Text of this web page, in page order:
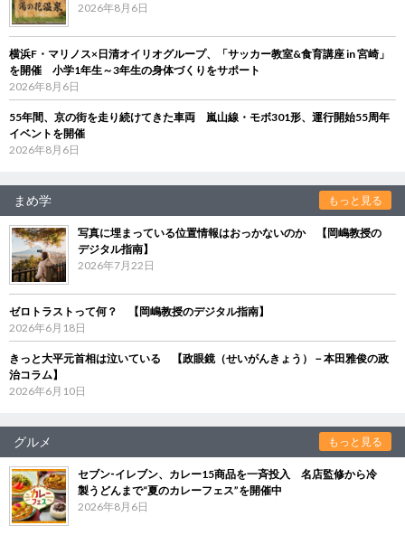
2026年8月6日
横浜F・マリノス×日清オイリオグループ、「サッカー教室&食育講座 in 宮崎」
を開催 小学1年生～3年生の身体づくりをサポート
2026年8月6日
55年間、京の街を走り続けてきた車両 嵐山線・モボ301形、運行開始55周年
イベントを開催
2026年8月6日
まめ学 もっと見る
写真に埋まっている位置情報はおっかないのか 【岡嶋教授の
デジタル指南】
2026年7月22日
ゼロトラストって何？ 【岡嶋教授のデジタル指南】
2026年6月18日
きっと大平元首相は泣いている 【政眼鏡（せいがんきょう）－本田雅俊の政
治コラム】
2026年6月10日
グルメ もっと見る
セブン‐イレブン、カレー15商品を一斉投入 名店監修から冷
製うどんまで“夏のカレーフェス”を開催中
2026年8月6日